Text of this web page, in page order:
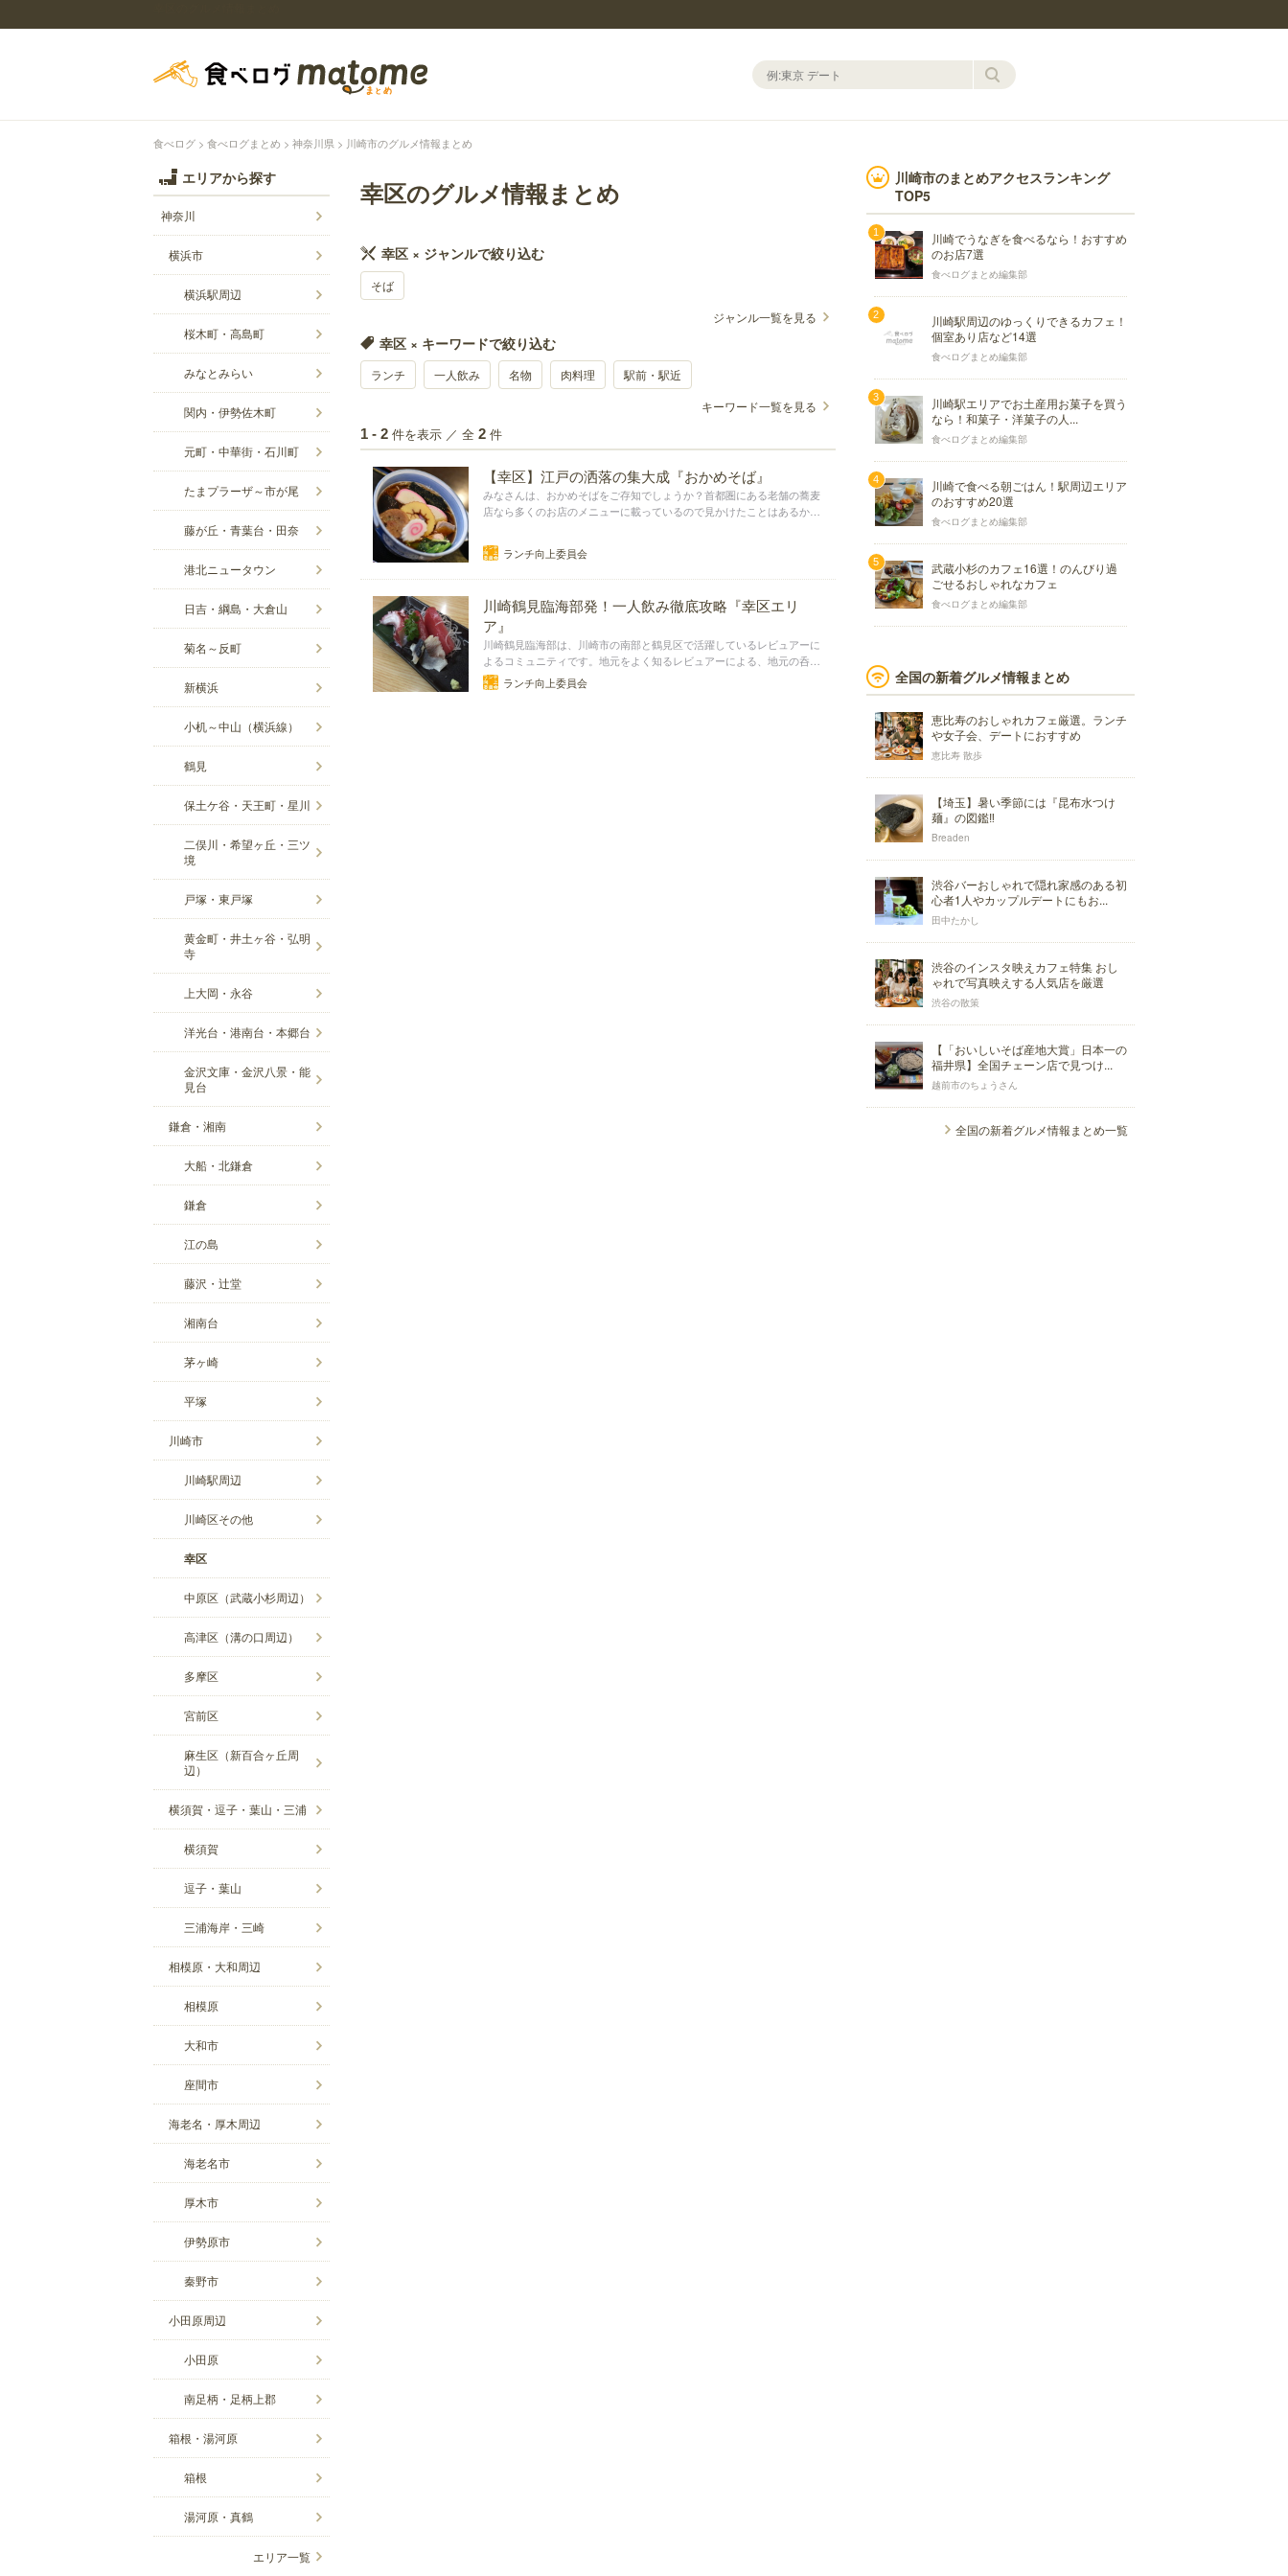
食べログ 食べログまとめ 神奈川県 川崎市のグルメ情報まとめ
エリアから探す
神奈川
横浜市
横浜駅周辺
桜木町・高島町
みなとみらい
関内・伊勢佐木町
元町・中華街・石川町
たまプラーザ～市が尾
藤が丘・青葉台・田奈
港北ニュータウン
日吉・綱島・大倉山
菊名～反町
新横浜
小机～中山（横浜線）
鶴見
保土ケ谷・天王町・星川
二俣川・希望ヶ丘・三ツ
境
戸塚・東戸塚
黄金町・井土ヶ谷・弘明
寺
上大岡・永谷
洋光台・港南台・本郷台
金沢文庫・金沢八景・能
見台
鎌倉・湘南
大船・北鎌倉
鎌倉
江の島
藤沢・辻堂
湘南台
茅ヶ崎
平塚
川崎市
川崎駅周辺
川崎区その他
幸区
中原区（武蔵小杉周辺）
高津区（溝の口周辺）
多摩区
宮前区
麻生区（新百合ヶ丘周
辺）
横須賀・逗子・葉山・三浦
横須賀
逗子・葉山
三浦海岸・三崎
相模原・大和周辺
相模原
大和市
座間市
海老名・厚木周辺
海老名市
厚木市
伊勢原市
秦野市
小田原周辺
小田原
南足柄・足柄上郡
箱根・湯河原
箱根
湯河原・真鶴
エリア一覧
幸区のグルメ情報まとめ
幸区 × ジャンルで絞り込む
そば
ジャンル一覧を見る
幸区 × キーワードで絞り込む
ランチ 一人飲み 名物 肉料理
駅前・駅近
キーワード一覧を見る
1 - 2 件を表示 ／ 全 2 件
【幸区】江戸の洒落の集大成『おかめそば』
みなさんは、おかめそばをご存知でしょうか？首都圏にある老舗の蕎麦
店なら多くのお店のメニューに載っているので見かけたことはあるかと
んな蕎麦が出てくるんだろう」といった、みなさんの好奇心に応えるま
とめの第７弾です。
ランチ向上委員会
川崎鶴見臨海部発！一人飲み徹底攻略『幸区エリ
ア』
川崎鶴見臨海部は、川崎市の南部と鶴見区で活躍しているレビュアーに
よるコミュニティです。地元をよく知るレビュアーによる、地元の呑兵
衛が集う、一人飲みがしやすいお店をご紹介するエリア別完全ガイドの
第４弾です。
ランチ向上委員会
川崎市のまとめアクセスランキング
TOP5
川崎でうなぎを食べるなら！おすすめ
のお店7選
食べログまとめ編集部
川崎駅周辺のゆっくりできるカフェ！
個室あり店など14選
食べログまとめ編集部
川崎駅エリアでお土産用お菓子を買う
なら！和菓子・洋菓子の人...
食べログまとめ編集部
川崎で食べる朝ごはん！駅周辺エリア
のおすすめ20選
食べログまとめ編集部
武蔵小杉のカフェ16選！のんびり過
ごせるおしゃれなカフェ
食べログまとめ編集部
全国の新着グルメ情報まとめ
恵比寿のおしゃれカフェ厳選。ランチ
や女子会、デートにおすすめ
恵比寿 散歩
【埼玉】暑い季節には『昆布水つけ
麺』の図鑑‼
Breaden
渋谷バーおしゃれで隠れ家感のある初
心者1人やカップルデートにもお...
田中たかし
渋谷のインスタ映えカフェ特集 おし
ゃれで写真映えする人気店を厳選
渋谷の散策
【「おいしいそば産地大賞」日本一の
福井県】全国チェーン店で見つけ...
越前市のちょうさん
全国の新着グルメ情報まとめ一覧